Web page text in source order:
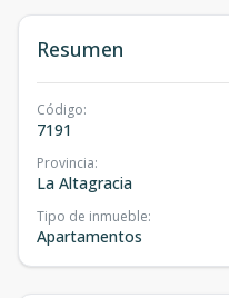
Resumen
Código:
7191
Provincia:
La Altagracia
Tipo de inmueble:
Apartamentos